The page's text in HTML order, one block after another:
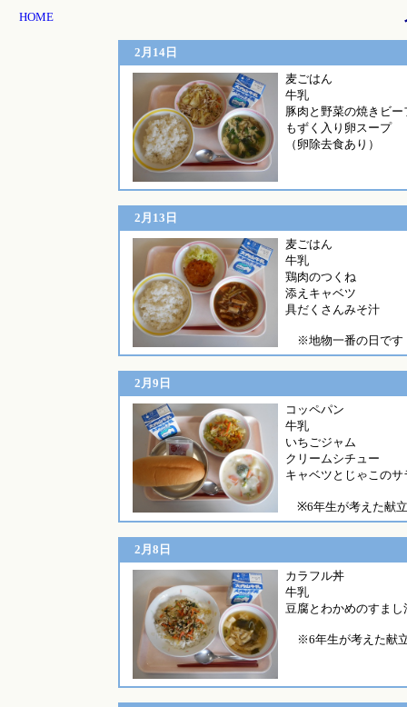
HOME
2月14日
麦ご
牛乳
豚肉と野菜の焼きビー
もずく入り卵スープ
（卵除去食あり）
2月13日
麦ごは
牛乳
鶏肉のつくね
添えキャベツ
具だくさんみそ汁
※地物一番の日です
2月9日
コッ
牛乳
いちごジャム
クリームシチュー
キャベツとじゃこのサ
※6年生が考えた献
2月8日
カラフ
牛乳
豆腐とわかめのすまし
※6年生が考えた献